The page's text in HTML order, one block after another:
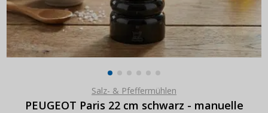
Salz- & Pfeffermühlen
PEUGEOT Paris 22 cm schwarz - manuelle